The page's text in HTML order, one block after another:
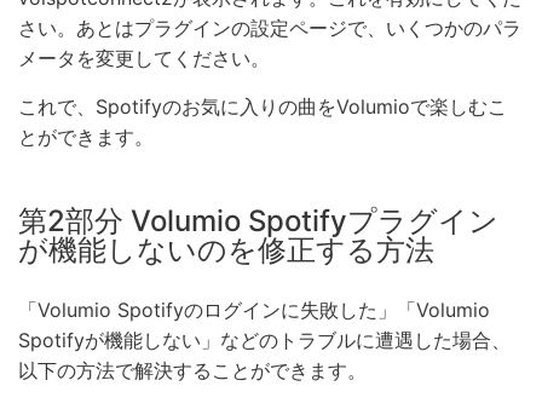
さい。あとはプラグインの設定ページで、いくつかのパラ
メータを変更してください。
これで、Spotifyのお気に入りの曲をVolumioで楽しむこ
とができます。
第2部分 Volumio Spotifyプラグイン
が機能しないのを修正する方法
「Volumio Spotifyのログインに失敗した」「Volumio
Spotifyが機能しない」などのトラブルに遭遇した場合、
以下の方法で解決することができます。